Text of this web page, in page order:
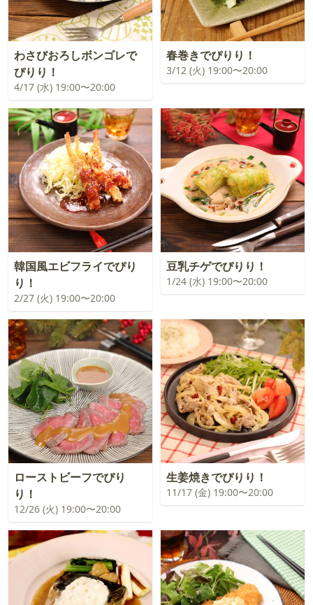
わさびおろしボンゴレで
ぴりり！
4/17 (水) 19:00〜20:00
春巻きでぴりり！
3/12 (火) 19:00〜20:00
韓国風エビフライでぴり
り！
2/27 (火) 19:00〜20:00
豆乳チゲでぴりり！
1/24 (水) 19:00〜20:00
ローストビーフでぴり
り！
12/26 (火) 19:00〜20:00
生姜焼きでぴりり！
11/17 (金) 19:00〜20:00